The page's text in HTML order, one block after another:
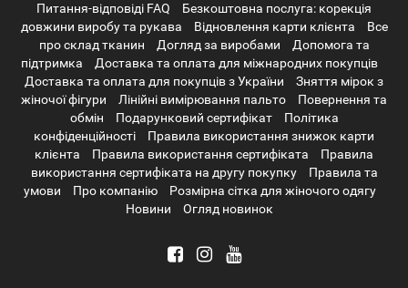
Питання-відповіді FAQ
Безкоштовна послуга: корекція
довжини виробу та рукава
Відновлення карти клієнта
Все
про склад тканин
Догляд за виробами
Допомога та
підтримка
Доставка та оплата для міжнародних покупців
Доставка та оплата для покупців з України
Зняття мірок з
жіночої фігури
Лінійні вимірювання пальто
Повернення та
обмін
Подарунковий сертифікат
Політика
конфіденційності
Правила використання знижок карти
клієнта
Правила використання сертифіката
Правила
використання сертифіката на другу покупку
Правила та
умови
Про компанію
Розмірна сітка для жіночого одягу
Новини
Огляд новинок